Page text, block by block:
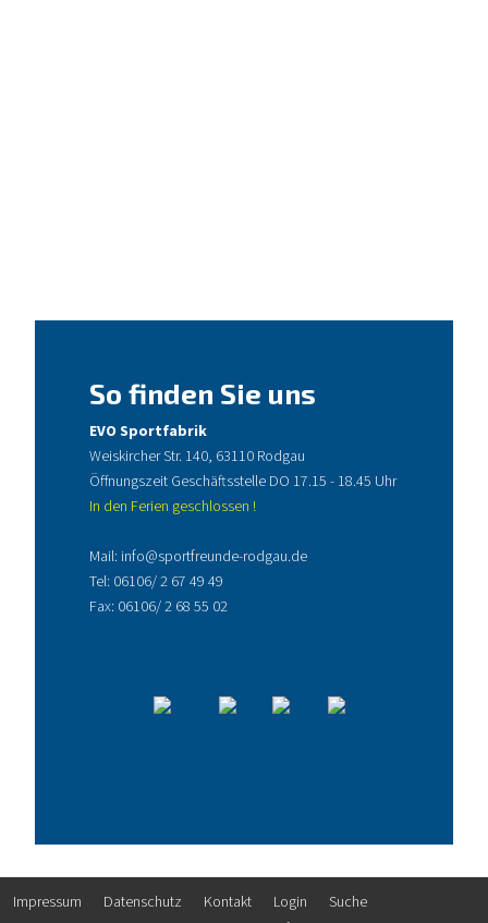
So finden Sie uns
EVO Sportfabrik
Weiskircher Str. 140, 63110 Rodgau
Öffnungszeit Geschäftsstelle DO 17.15 - 18.45 Uhr
In den Ferien geschlossen !
Mail: info@sportfreunde-rodgau.de
Tel: 06106/ 2 67 49 49
Fax: 06106/ 2 68 55 02
Impressum Datenschutz Kontakt Login
Suche